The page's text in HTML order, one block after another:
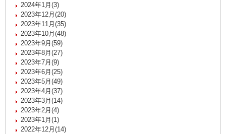
2024年1月(3)
2023年12月(20)
2023年11月(35)
2023年10月(48)
2023年9月(59)
2023年8月(27)
2023年7月(9)
2023年6月(25)
2023年5月(49)
2023年4月(37)
2023年3月(14)
2023年2月(4)
2023年1月(1)
2022年12月(14)